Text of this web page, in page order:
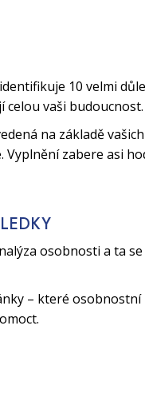
10 velmi
vaši budoucnost.
na základě vašich
Vyplnění zabere asi
osobnosti a ta
– které osobnostní